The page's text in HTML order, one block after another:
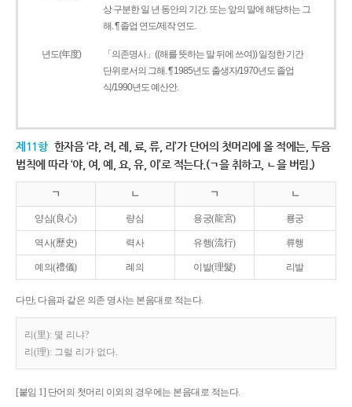
상 구분한 일 년 동안의 기간. 또는 앞의 말에 해당하는 그
해. ¶ 졸업 연도/제작 연도.
년도(年度)
「의존명사」((해를 뜻하는 말 뒤에 쓰여)) 일정한 기간
단위로서의 그해. ¶ 1985년도 출생자/1970년도 졸업
식/1990년도 예산안.
제11항 한자음 ‘랴, 려, 례, 료, 류, 리’가 단어의 첫머리에 올 적에는, 두음
법칙에 따라 ‘야, 여, 예, 요, 유, 이’로 적는다.(ㄱ을 취하고, ㄴ을 버림.)
ㄱ ㄴ ㄱ ㄴ
양심(良心) 량심 용궁(龍宮) 룡궁
역사(歷史) 력사 유행(流行) 류행
예의(禮儀) 례의 이발(理髮) 리발
다만, 다음과 같은 의존 명사는 본음대로 적는다.
리(里): 몇 리냐?
리(理): 그럴 리가 없다.
[붙임 1] 단어의 첫머리 이외의 경우에는 본음대로 적는다.